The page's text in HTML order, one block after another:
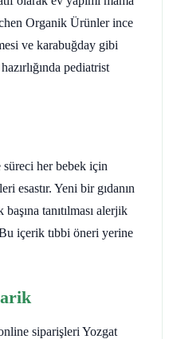
Organik Ürünler ince
ve karabuğday gibi
pediatrist
süreci her bebek için
esastır. Yeni bir gıdanın
tanıtılması alerjik
içerik tıbbi öneri yerine
siparişleri Yozgat